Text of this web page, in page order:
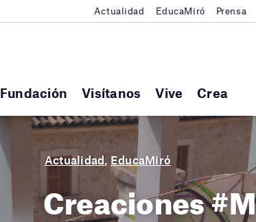
Fundación Visítanos Vive Crea
Actualidad EducaMiró Prensa
Actualidad, EducaMiró
Creaciones